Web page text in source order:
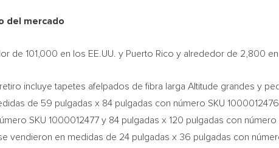
del mercado
de 101,000 en los EE.UU. y Puerto Rico y alrededor de 2,800 en
incluye tapetes afelpados de fibra larga Altitude grandes y
de 59 pulgadas x 84 pulgadas con número SKU
SKU 1000012477 y 84 pulgadas x 120 pulgadas con
vendieron en medidas de 24 pulgadas x 36 pulgadas con